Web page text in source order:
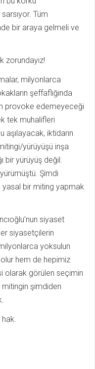
sarsıyor. Tüm
bir araya gelmeli ve
zorundayız!
milyonlarca
şeffaflığında
provoke edemeyeceği
tek muhalifleri
iktidarın
yürüyüşü inşa
bir yürüyüş değil.
yürümüştü. Şimdi
yasal bir miting yapmak
siyaset
siyasetçilerin
yoksulun
hem de hepimiz
olarak görülen seçimin
şimdiden